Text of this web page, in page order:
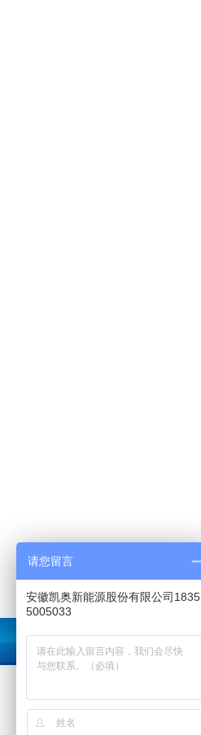
请您留言
安徽凯奥新能源股份有限公司1835
5005033